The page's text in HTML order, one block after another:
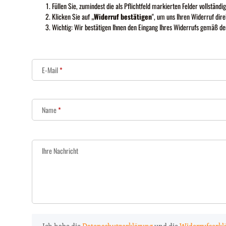
Füllen Sie, zumindest die als Pflichtfeld markierten Felder
Klicken Sie auf „Widerruf bestätigen", um uns Ihren Widerruf
Wichtig: Wir bestätigen Ihnen den Eingang Ihres Widerrufs gemäß
E-Mail
Name
Ihre Nachricht